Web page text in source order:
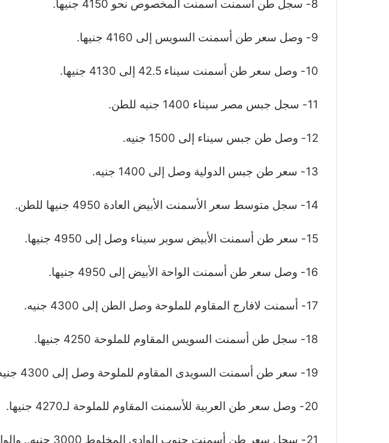
8- سجل طن أسمنت أسمنت المخصوص نحو 4150 جنيها.
9- وصل سعر طن أسمنت السويس إلى 4160 جنيها.
10- وصل سعر طن أسمنت سيناء 42.5 إلى 4130 جنيها.
11- سجل جبس مصر سيناء 1400 جنيه للطن.
12- وصل طن جبس سيناء إلى 1500 جنيه.
13- سعر طن جبس الدولية وصل إلى 1400 جنيه.
14- سجل متوسط سعر الأسمنت الأبيض العادة 4950 جنيها للطن.
15- سعر طن أسمنت الأبيض سوبر سيناء وصل إلى 4950 جنيها.
16- وصل سعر طن أسمنت الواحة الأبيض إلى 4950 جنيها.
17- أسمنت لافارج المقاوم للملوحة وصل الطن إلى 4300 جنيه.
18- سجل طن أسمنت السويس المقاوم للملوحة 4250 جنيها.
19- سعر طن أسمنت السويدى المقاوم للملوحة وصل إلى 4300 جنيه.
20- وصل سعر طن العربية للأسمنت المقاوم للملوحة لـ4270 جنيها.
21- سجل سعر طن أسمنت